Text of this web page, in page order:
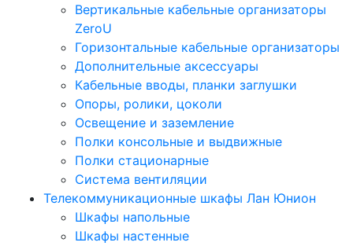
Вертикальные кабельные организаторы
ZeroU
Горизонтальные кабельные организаторы
Дополнительные аксессуары
Кабельные вводы, планки заглушки
Опоры, ролики, цоколи
Освещение и заземление
Полки консольные и выдвижные
Полки стационарные
Система вентиляции
Телекоммуникационные шкафы Лан Юнион
Шкафы напольные
Шкафы настенные